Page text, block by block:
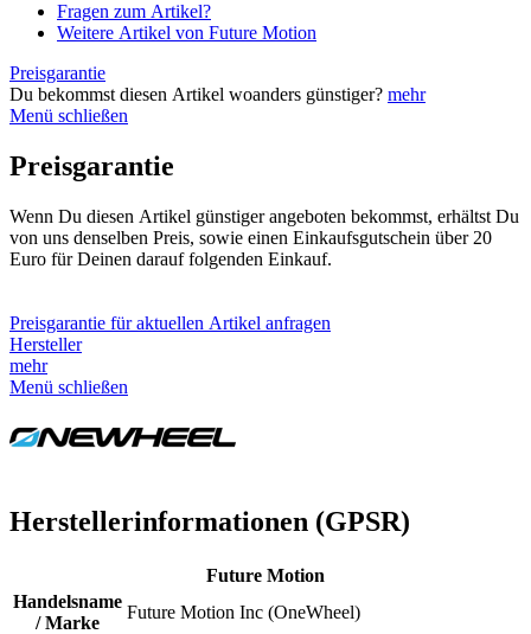
Fragen zum Artikel?
Weitere Artikel von Future Motion
Preisgarantie
Du bekommst diesen Artikel woanders günstiger? mehr
Menü schließen
Preisgarantie
Wenn Du diesen Artikel günstiger angeboten bekommst, erhältst Du
von uns denselben Preis, sowie einen Einkaufsgutschein über 20
Euro für Deinen darauf folgenden Einkauf.
Preisgarantie für aktuellen Artikel anfragen
Hersteller
mehr
Menü schließen
Herstellerinformationen (GPSR)
Future Motion
Handelsname
/ Marke
Future Motion Inc (OneWheel)